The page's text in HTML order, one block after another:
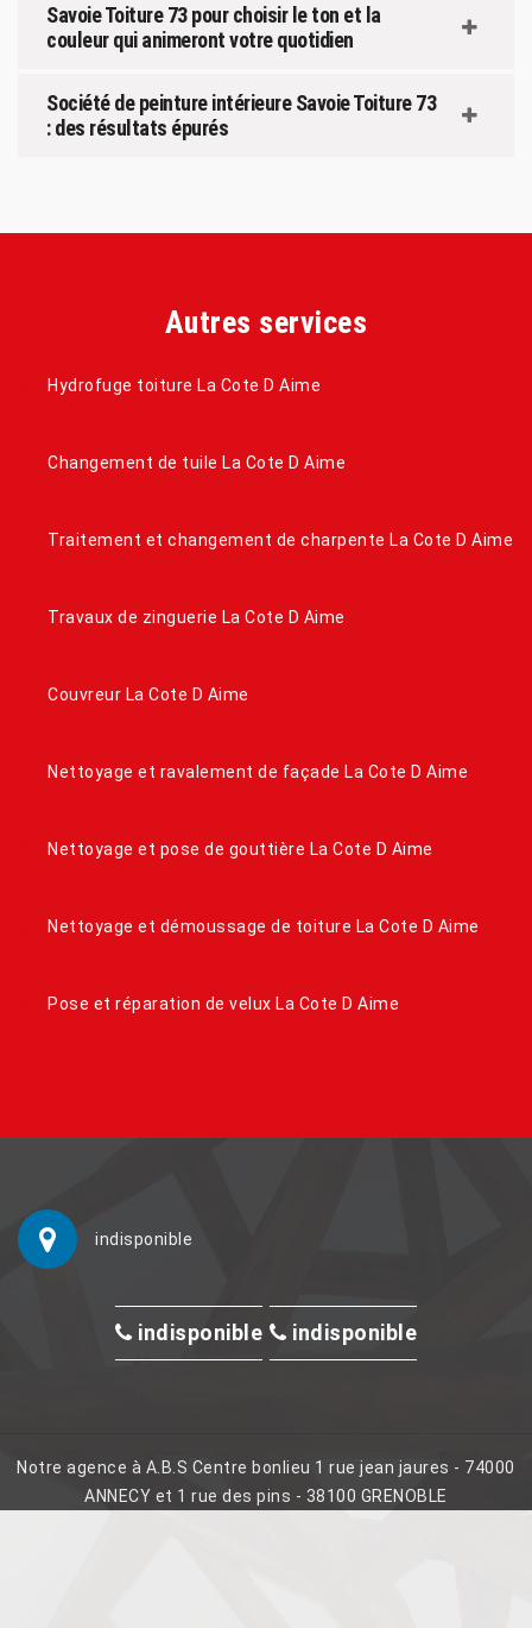
Savoie Toiture 73 pour choisir le ton et la
couleur qui animeront votre quotidien
Société de peinture intérieure Savoie Toiture 73
: des résultats épurés
Autres services
Hydrofuge toiture La Cote D Aime
Changement de tuile La Cote D Aime
Traitement et changement de charpente La Cote D Aime
Travaux de zinguerie La Cote D Aime
Couvreur La Cote D Aime
Nettoyage et ravalement de façade La Cote D Aime
Nettoyage et pose de gouttière La Cote D Aime
Nettoyage et démoussage de toiture La Cote D Aime
Pose et réparation de velux La Cote D Aime
indisponible
indisponible indisponible
Notre agence à A.B.S Centre bonlieu 1 rue jean jaures - 74000
ANNECY et 1 rue des pins - 38100 GRENOBLE